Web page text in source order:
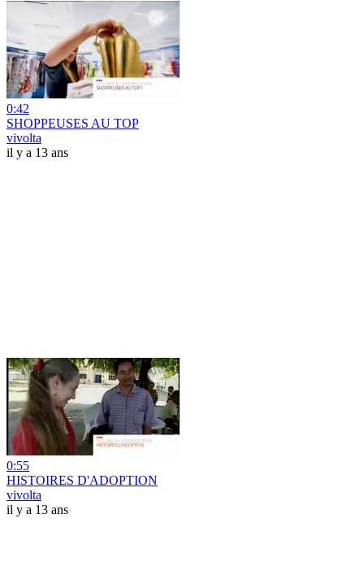
0:42
SHOPPEUSES AU TOP
vivolta
il y a 13 ans
0:55
HISTOIRES D'ADOPTION
vivolta
il y a 13 ans